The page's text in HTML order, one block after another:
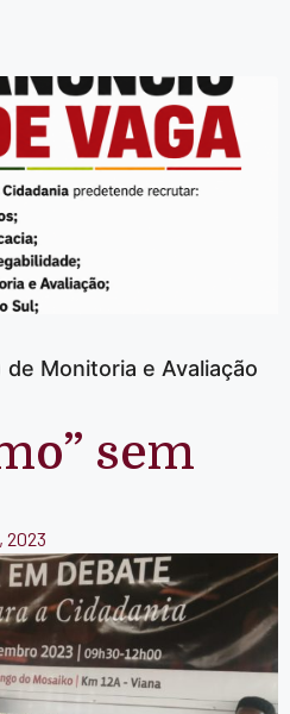
Monitoria e Avaliação
sem
2023